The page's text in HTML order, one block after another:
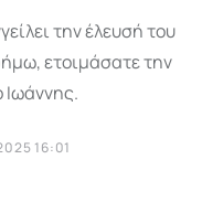
την έλευσή του
ετοιμάσατε την
16:01